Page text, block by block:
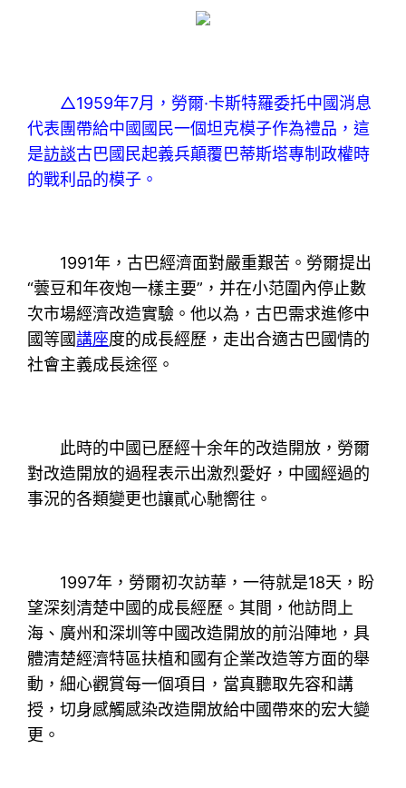
△1959年7月，勞爾·卡斯特羅委托中國消息
代表團帶給中國國民一個坦克模子作為禮品，這
是訪談古巴國民起義兵顛覆巴蒂斯塔專制政權時
的戰利品的模子。
1991年，古巴經濟面對嚴重艱苦。勞爾提出
“蕓豆和年夜炮一樣主要”，并在小范圍內停止數
次市場經濟改造實驗。他以為，古巴需求進修中
國等國講座度的成長經歷，走出合適古巴國情的
社會主義成長途徑。
此時的中國已歷經十余年的改造開放，勞爾
對改造開放的過程表示出激烈愛好，中國經過的
事況的各類變更也讓貳心馳嚮往。
1997年，勞爾初次訪華，一待就是18天，盼
望深刻清楚中國的成長經歷。其間，他訪問上
海、廣州和深圳等中國改造開放的前沿陣地，具
體清楚經濟特區扶植和國有企業改造等方面的舉
動，細心觀賞每一個項目，當真聽取先容和講
授，切身感觸感染改造開放給中國帶來的宏大變
更。